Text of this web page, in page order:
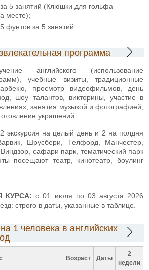
5 занятий (Клюшки для гольфа
месте);
фунтов за 5 занятий.
программа
английского (использование
учебные визиты, традиционные
просмотр видеофильмов, день
шоу талантов, викторины, участие в
занятия музыкой и фотографией,
украшений.
экскурсия на целый день и 2 на полдня
Шрусбери, Телфорд, Манчестер,
сафари парк, тематический парк
посещают театр, кинотеатр, боулинг
КУРСА:с 01 июля по 03 августа 2026
строго в даты, указанные в таблице.
1 человека в английских
Возраст Даты
2
недели